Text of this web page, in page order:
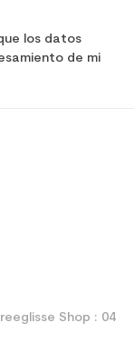
los datos
de mi
Shop : 04